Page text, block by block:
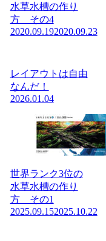
水草水槽の作り
方 その4
2020.09.192020.09.23
レイアウトは自由
なんだ！
2026.01.04
世界ランク3位の
水草水槽の作り
方 その1
2025.09.152025.10.22